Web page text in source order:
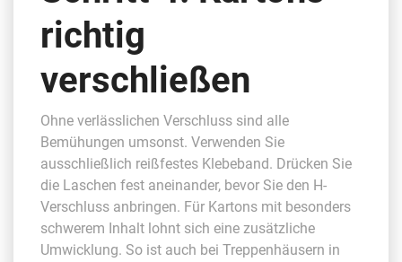
richtig
verschließen
Ohne verlässlichen Verschluss sind alle
Bemühungen umsonst. Verwenden Sie
ausschließlich reißfestes Klebeband. Drücken Sie
die Laschen fest aneinander, bevor Sie den H-
Verschluss anbringen. Für Kartons mit besonders
schwerem Inhalt lohnt sich eine zusätzliche
Umwicklung. So ist auch bei Treppenhäusern in